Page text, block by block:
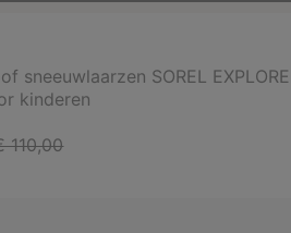
sneeuwlaarzen SOREL
kinderen
price:
110,00